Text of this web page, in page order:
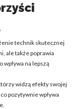
technik skutecznej
ale także poprawia
wpływa na lepszą
widzą efekty swojej
pozytywnie wpływa